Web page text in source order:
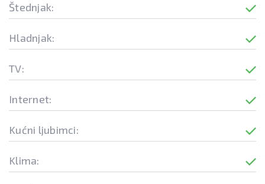
Štednjak:
Hladnjak:
TV:
Internet:
Kućni ljubimci:
Klima: